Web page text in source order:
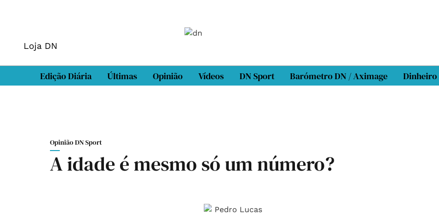
Loja DN
Edição Diária Últimas Opinião Vídeos DN Sport Barómetro DN / Aximage Dinheiro
Opinião DN Sport
A idade é mesmo só um número?